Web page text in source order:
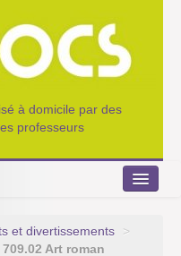
à domicile par des
professeurs
et divertissements
>
709.02 Art roman